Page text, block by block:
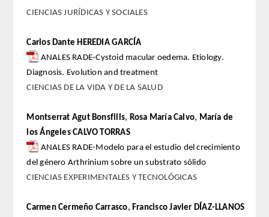
CORRESPONDIENTES
NACIONALES
EXTRANJEROS
DE MÉRITO
HONOR
ACTIVIDADES
CIENCIAS JURÍDICAS Y SOCIALES
Carlos Dante HEREDIA GARCÍA
ANALES RADE-Cystoid macular oedema. Etiology.
Diagnosis. Evolution and treatment
CIENCIAS DE LA VIDA Y DE LA SALUD
Montserrat Agut Bonsfills, Rosa María Calvo, María de
los Ángeles CALVO TORRAS
ANALES RADE-Modelo para el estudio del crecimiento
del género Arthrinium sobre un substrato sólido
CIENCIAS EXPERIMENTALES Y TECNOLÓGICAS
Carmen Cermeño Carrasco, Francisco Javier DÍAZ-LLANOS